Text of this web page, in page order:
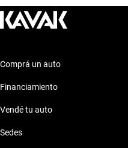
Comprá un auto
Financiamiento
Vendé tu auto
Sedes